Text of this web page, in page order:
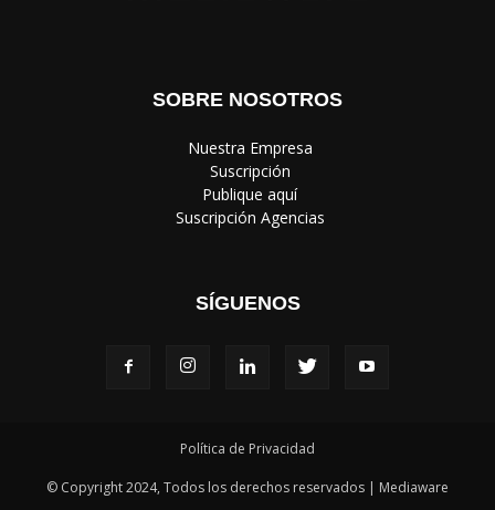
SOBRE NOSOTROS
‎ Nuestra Empresa
‎ Suscripción
‎ Publique aquí
‎ Suscripción Agencias
SÍGUENOS
Política de Privacidad
© Copyright 2024, Todos los derechos reservados | Mediaware